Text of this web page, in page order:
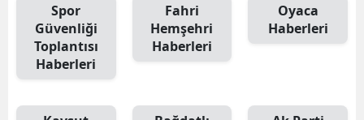
Spor
Güvenliği
Toplantısı
Haberleri
Fahri
Hemşehri
Haberleri
Oyaca
Haberleri